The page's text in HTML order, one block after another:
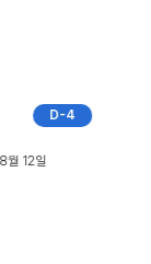
262
프, 독일